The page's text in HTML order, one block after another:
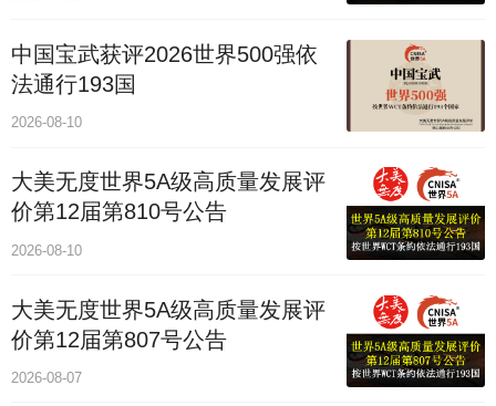
中国宝武获评2026世界500强依
法通行193国
2026-08-10
大美无度世界5A级高质量发展评
价第12届第810号公告
2026-08-10
大美无度世界5A级高质量发展评
价第12届第807号公告
2026-08-07